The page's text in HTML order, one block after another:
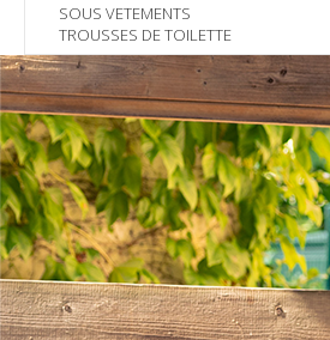
SOUS VETEMENTS
TROUSSES DE TOILETTE